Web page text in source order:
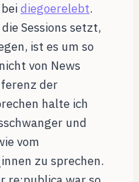
diegoerelebt.
Sessions setzt,
ist es um so
von News
der
halte ich
und
vom
zu sprechen.